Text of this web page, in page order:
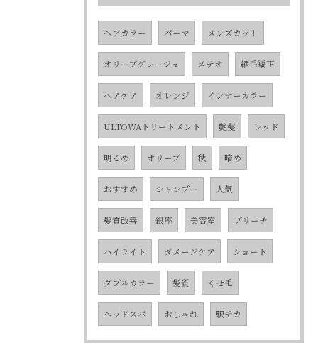
ヘアカラー パーマ メンズカット
オリーブグレージュ メテオ 縮毛矯正
ヘアケア オレンジ インナーカラー
ULTOWAトリートメント 艶髪 レッド
明るめ オリーブ 秋 暗め
おすすめ シャンプー 人気
髪質改善 銀座 美容室 ブリーチ
ハイライト ダメージケア ショート
ダブルカラー 髪質 くせ毛
ヘッドスパ おしゃれ 駅チカ